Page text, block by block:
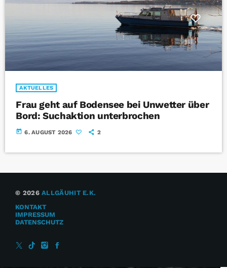
AKTUELLES
Frau geht auf Bodensee bei Unwetter über
Bord: Suchaktion unterbrochen
today 6. AUGUST 2026 2
© 2026ALLGÄUHIT E.K.
KONTAKT
IMPRESSUM
DATENSCHUTZ